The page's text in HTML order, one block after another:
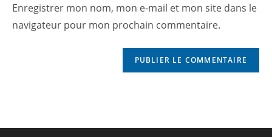
Enregistrer mon nom, mon e-mail et mon site dans le
navigateur pour mon prochain commentaire.